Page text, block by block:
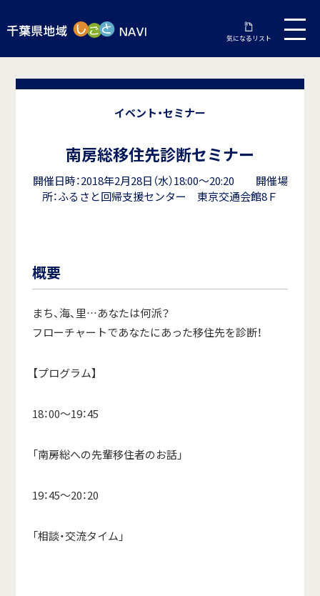
気になるリスト
イベント・セミナー
南房総移住先診断セミナー
開催日時：2018年2月28日（水）18:00～20:20 開催場
所：ふるさと回帰支援センター 東京交通会館8Ｆ
概要
まち、海、里…あなたは何派？
フローチャートであなたにあった移住先を診断！
【プログラム】
18：00～19：45
「南房総への先輩移住者のお話」
19：45～20：20
「相談・交流タイム」